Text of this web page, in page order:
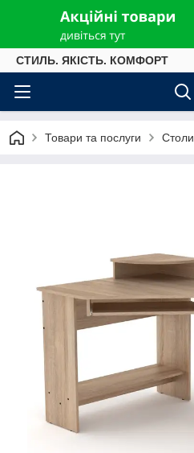
СТИЛЬ. ЯКІСТЬ. КОМФОРТ
Товари та послуги Столи